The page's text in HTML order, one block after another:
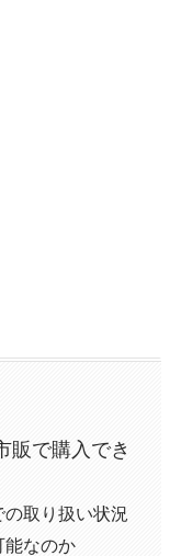
販で購入でき
の取り扱い状況
能なのか